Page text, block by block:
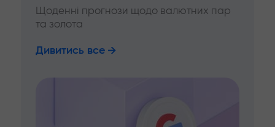
Щоденні прогнози щодо валютних пар
та золота
Дивитись все